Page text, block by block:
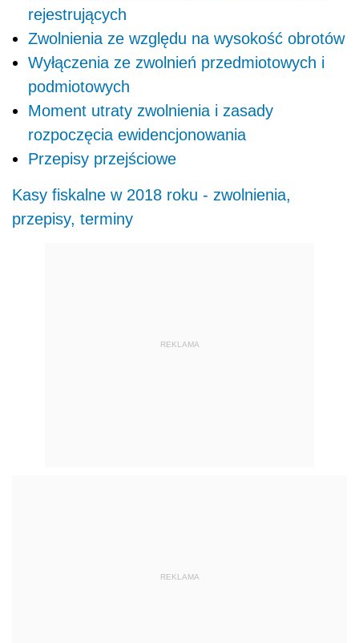
rejestrujących
Zwolnienia ze względu na wysokość obrotów
Wyłączenia ze zwolnień przedmiotowych i
podmiotowych
Moment utraty zwolnienia i zasady
rozpoczęcia ewidencjonowania
Przepisy przejściowe
Kasy fiskalne w 2018 roku - zwolnienia,
przepisy, terminy
REKLAMA
REKLAMA